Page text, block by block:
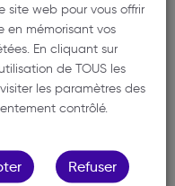
site web pour vous offrir
en mémorisant vos
En cliquant sur
de TOUS les
les paramètres des
contrôlé.
Refuser